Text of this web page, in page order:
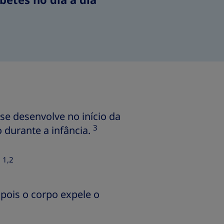
desenvolve no início da
a infância. 3
1,2
o corpo expele o